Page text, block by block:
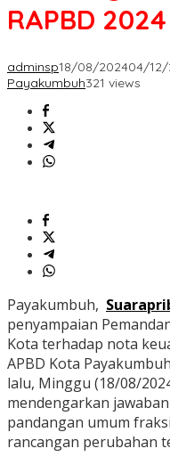
RAPBD 2024
adminsp18/08/202404/
Payakumbuh321 views
Payakumbuh,
penyampaian
Kota terhadap nota
APBD Kota
lalu, Minggu (18/08/
mendengarkan
pandangan umum
rancangan perubahan